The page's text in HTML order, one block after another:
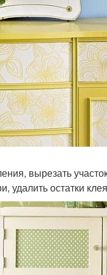
вырезать
удалить остатки